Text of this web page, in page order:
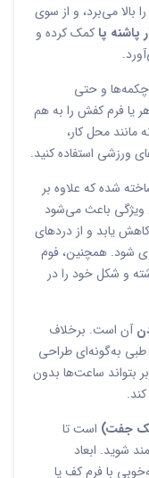
بالا می‌برد، و از سوی
پا کمک کرده و
چکمه‌ها و حتی
یا فرم کفش را به هم
مانند محل کار،
ورزشی استفاده کنید.
شده که علاوه بر
ویژگی باعث می‌شود
یابد و از دردهای
شود. همچنین، فوم
و شکل خود را در
آن است. برخلاف
به‌گونه‌ای طراحی
بتواند ساعت‌ها بدون
جفت) است تا
شوید. ابعاد
با فرم کف پا